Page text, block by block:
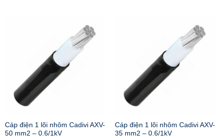
Cáp điện 1 lõi nhôm Cadivi AXV-
50 mm2 – 0.6/1kV
Cáp điện 1 lõi nhôm Cadivi AXV-
35 mm2 – 0.6/1kV